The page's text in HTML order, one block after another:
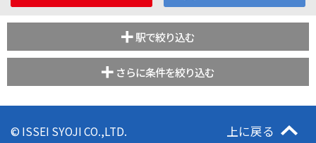
駅で絞り込む
さらに条件を絞り込む
© ISSEI SYOJI CO.,LTD. 上に戻る